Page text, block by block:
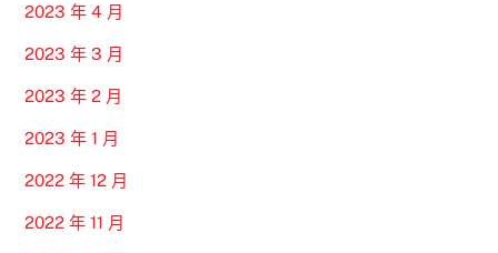
2023 年 4 月
2023 年 3 月
2023 年 2 月
2023 年 1 月
2022 年 12 月
2022 年 11 月